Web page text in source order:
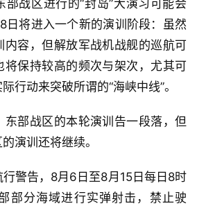
部战区进行的“封岛”大演习可能会
日将进入一个新的演训阶段：虽然
内容，但解放军战机战舰的巡航可
将保持较高的频次与架次，尤其可
行动来突破所谓的“海峡中线”。
东部战区的本轮演训告一段落，但
演训还将继续。
警告，8月6日至8月15日每日8时
部分海域进行实弹射击，禁止驶